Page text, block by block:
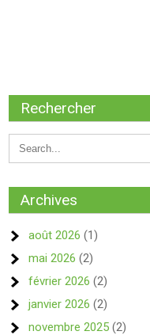
Rechercher
Archives
août 2026 (1)
mai 2026 (2)
février 2026 (2)
janvier 2026 (2)
novembre 2025 (2)